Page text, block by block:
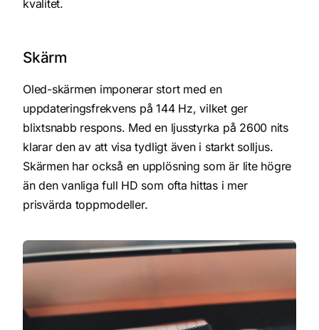
kvalitet.
Skärm
Oled-skärmen imponerar stort med en
uppdateringsfrekvens på 144 Hz, vilket ger
blixtsnabb respons. Med en ljusstyrka på 2600 nits
klarar den av att visa tydligt även i starkt solljus.
Skärmen har också en upplösning som är lite högre
än den vanliga full HD som ofta hittas i mer
prisvärda toppmodeller.